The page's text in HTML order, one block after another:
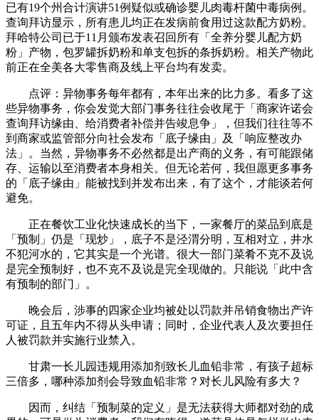
已有19个州合计演讲51例疑似或确诊婴儿肉毒杆菌中毒病例。
查询拜访显示，所有患儿均正在发病前食用过这款配方奶粉。
拜哈特公司已于11月颁布发表召回所有「全养分婴儿配方奶
粉」产物，包罗罐拆奶粉和单支包拆的条拆奶粉。相关产物此
前正在全美各大零售商及线上平台均有发卖。
点评：异物事务每年都有，本年出来的比力多。看多了这
些异物事务，你会发觉大部门事务往往会收尾于「商家许诺会
查询拜访缘由、给消费者补偿并告竣息争」，但我们往往等不
到商家或监管部分向社会发布「底子缘由」及「响应整改办
法」。当然，异物事务不必然都是出产商的义务，有可能跟储
存、运输以至消费者本身相关。但无论若何，我但愿更多事务
的「底子缘由」能被找到并发布出来，有了这个，才能谈若何
避免。
正在餐饮工业化快速成长的当下，一家餐厅的菜品到底是
「预制」仍是「现炒」，底子不是泾渭分明，互相对立，井水
不犯河水的，它其实是一个光谱。很大一部门菜肴不克不及说
是完全预制好，也不克不及说是完全现做的。只能说「此中含
有预制的部门」。
晚会后，涉事的四家企业均被处以罚款并吊销食物出产许
可证，且五年内不得从头申请；同时，企业代表人及次要担任
人被罚款并实施行业禁入。
甘肃一长儿园违规用添加剂致长儿血铅非常，有孩子超标
三倍多，哪种添加剂会导致血铅非常？对长儿风险有多大？
因而，纠结「预制菜的定义」是无法获得大师都对劲的成